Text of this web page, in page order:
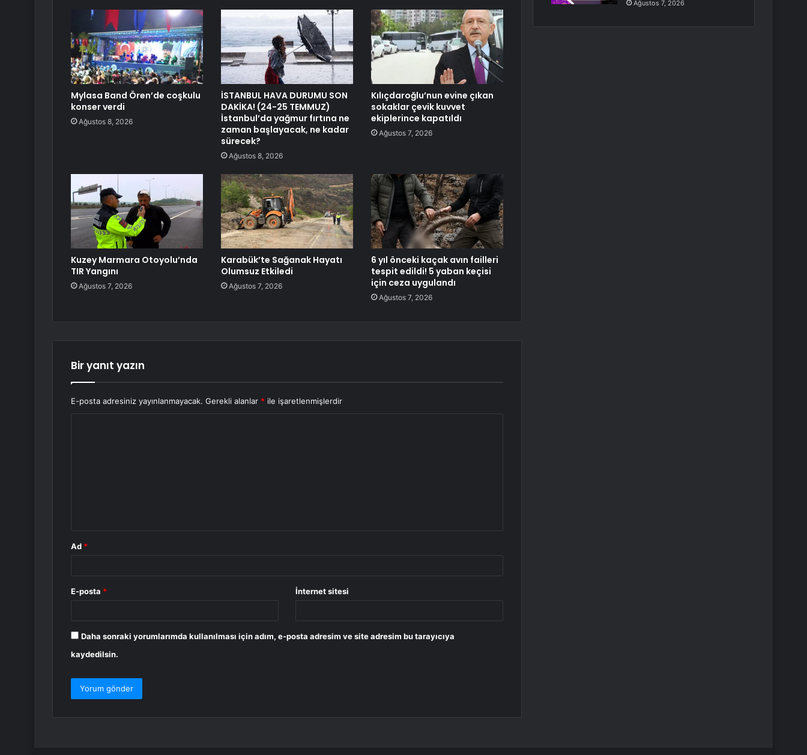
Mylasa Band Ören’de coşkulu
konser verdi
Ağustos 8, 2026
İSTANBUL HAVA DURUMU SON
DAKİKA! (24-25 TEMMUZ)
İstanbul’da yağmur fırtına ne
zaman başlayacak, ne kadar
sürecek?
Ağustos 8, 2026
Kılıçdaroğlu’nun evine çıkan
sokaklar çevik kuvvet
ekiplerince kapatıldı
Ağustos 7, 2026
Kuzey Marmara Otoyolu’nda
TIR Yangını
Ağustos 7, 2026
Karabük’te Sağanak Hayatı
Olumsuz Etkiledi
Ağustos 7, 2026
6 yıl önceki kaçak avın failleri
tespit edildi! 5 yaban keçisi
için ceza uygulandı
Ağustos 7, 2026
Bir yanıt yazın
E-posta adresiniz yayınlanmayacak. Gerekli alanlar * ile işaretlenmişlerdir
Ad *
E-posta * İnternet sitesi
Daha sonraki yorumlarımda kullanılması için adım, e-posta adresim ve site adresim bu tarayıcıya
kaydedilsin.
Ağustos 7, 2026